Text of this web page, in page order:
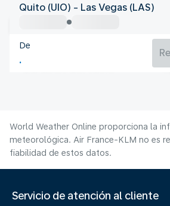
Estados Unidos de América
Las Vegas
Estados Unidos de América
Quito (UIO) - Las Vegas (LAS)
De
World Weather Online proporciona la
meteorológica. Air France-KLM no es
fiabilidad de estos datos.
Servicio de atención al cliente